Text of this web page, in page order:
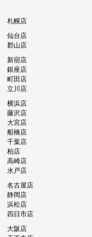
札幌店
仙台店
郡山店
新宿店
銀座店
町田店
立川店
横浜店
藤沢店
大宮店
船橋店
千葉店
柏店
高崎店
水戸店
名古屋店
静岡店
浜松店
四日市店
大阪店